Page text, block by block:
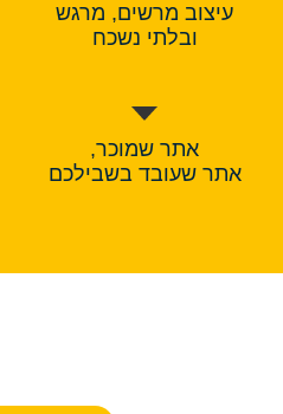
עיצוב מרשים, מרגש
ובלתי נשכח
אתר שמוכר,
אתר שעובד בשבילכם